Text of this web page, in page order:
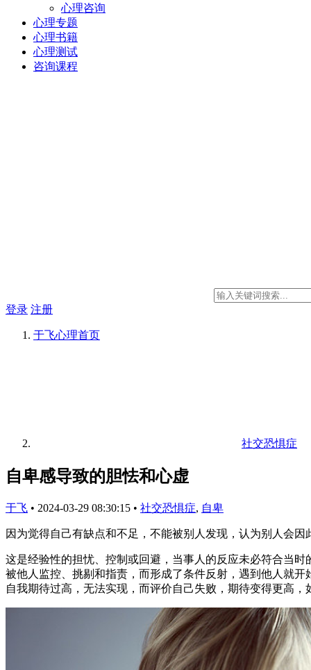
心理咨询
心理专题
心理书籍
心理测试
咨询课程
登录 注册
于飞心理首页
社交恐惧症
自卑感导致的胆怯和心虚
于飞 • 2024-03-29 08:30:15 • 社交恐惧症, 自卑
因为觉得自己有缺点和不足，不能被别人发现，认为别人会
这是经验性的担忧、控制或回避，当事人的反应未必符合当
被他人监控、挑剔和指责，而形成了条件反射，遇到他人就
自我期待过高，无法实现，而评价自己失败，期待变得更高，